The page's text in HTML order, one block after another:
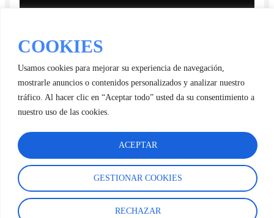
COOKIES
Usamos cookies para mejorar su experiencia de navegación,
mostrarle anuncios o contenidos personalizados y analizar nuestro
tráfico. Al hacer clic en “Aceptar todo” usted da su consentimiento a
nuestro uso de las cookies.
GESTIONAR COOKIES
RECHAZAR
ACEPTAR